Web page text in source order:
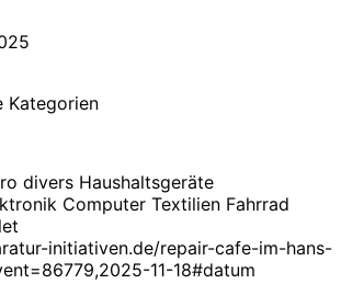
Kategorien
divers Haushaltsgeräte
Computer Textilien Fahrrad
initiativen.de/repair-cafe-im-hans-
11-18#datum